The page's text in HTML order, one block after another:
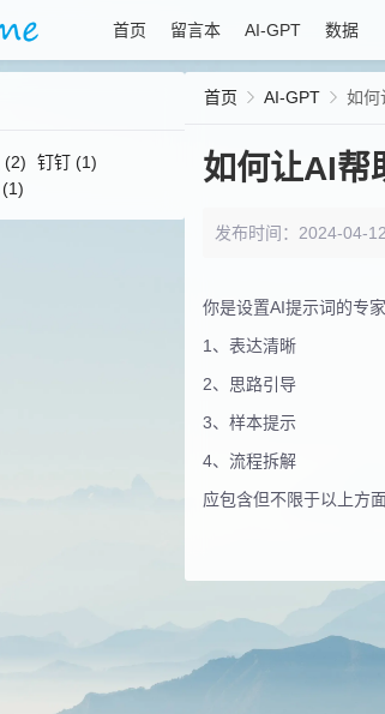
首页 留言本 AI-GPT 数据
(2) 钉钉 (1)
(1)
首页 AI-GPT 如何
如何让AI帮
发布时间：2024-04-
你是设置AI提示词的专
1、表达清晰
2、思路引导
3、样本提示
4、流程拆解
应包含但不限于以上方